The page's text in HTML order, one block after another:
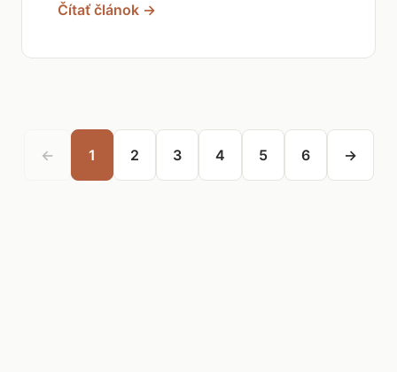
Čítať článok →
← 1 2 3 4 5 6 →